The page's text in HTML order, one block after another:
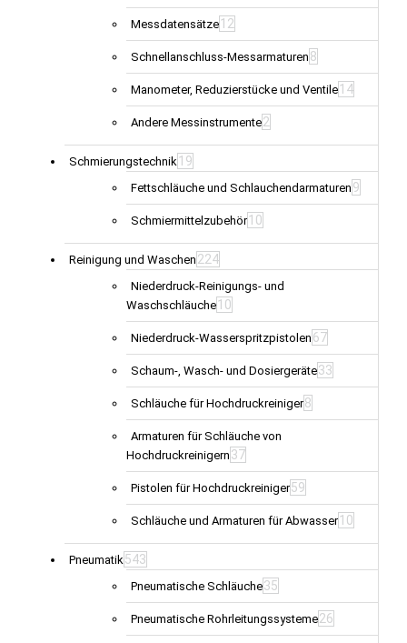
Messdatensätze 12
Schnellanschluss-Messarmaturen 8
Manometer, Reduzierstücke und Ventile 14
Andere Messinstrumente2
Schmierungstechnik 19
Fettschläuche und Schlauchendarmaturen 9
Schmiermittelzubehör 10
Reinigung und Waschen 224
Niederdruck-Reinigungs- und
Waschschläuche 10
Niederdruck-Wasserspritzpistolen 67
Schaum-, Wasch- und Dosiergeräte33
Schläuche für Hochdruckreiniger8
Armaturen für Schläuche von
Hochdruckreinigern 37
Pistolen für Hochdruckreiniger59
Schläuche und Armaturen für Abwasser 10
Pneumatik543
Pneumatische Schläuche35
Pneumatische Rohrleitungssysteme26